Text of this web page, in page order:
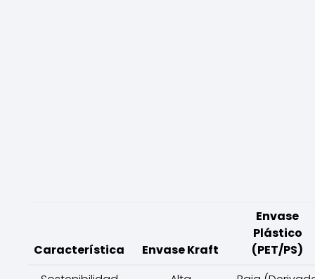
Característica Envase Kraft
Envase
Plástico
(PET/PS)